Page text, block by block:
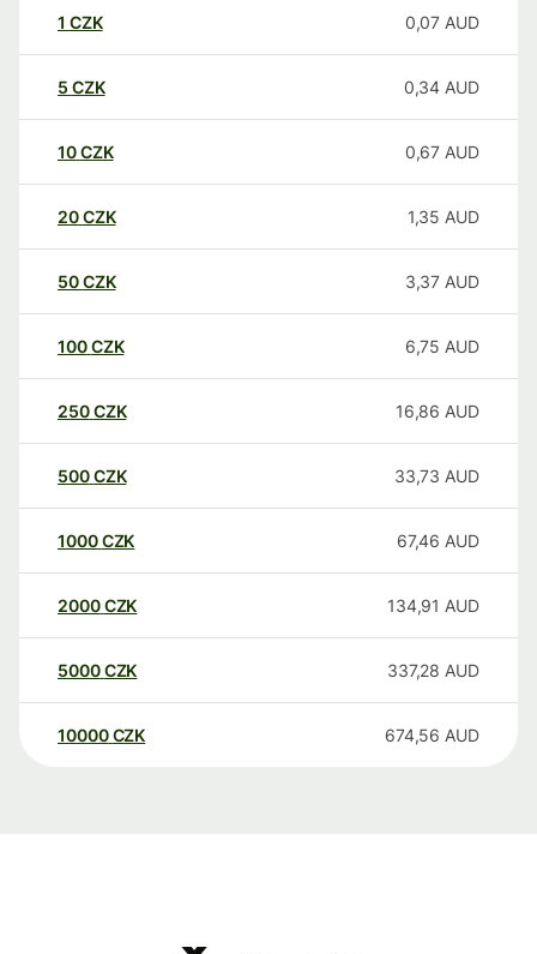
1 CZK 0,07 AUD
5 CZK 0,34 AUD
10CZK 0,67 AUD
20CZK 1,35 AUD
50CZK 3,37 AUD
100CZK 6,75 AUD
250CZK 16,86 AUD
500CZK 33,73 AUD
1000CZK 67,46 AUD
2000CZK 134,91 AUD
5000CZK 337,28 AUD
10000 CZK 674,56 AUD